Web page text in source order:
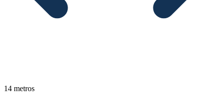
14 metros